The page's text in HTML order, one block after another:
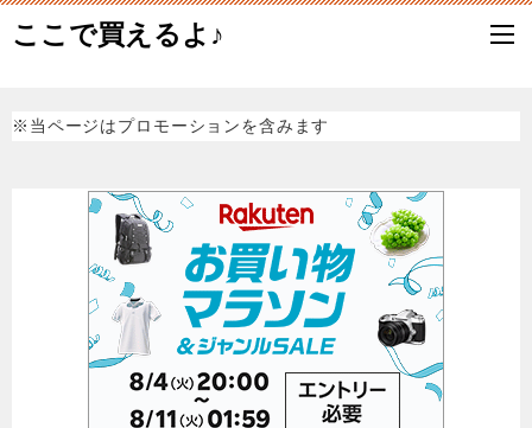
ここで買えるよ♪
※当ページはプロモーションを含みます